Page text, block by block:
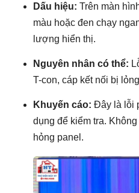
Dấu hiệu: Trên màn
màu hoặc đen chạy
lượng hiển thị.
Nguyên nhân có thể:
T-con, cáp kết nối bị
Khuyến cáo: Đây là lỗi
dụng để kiểm tra.
hỏng panel.